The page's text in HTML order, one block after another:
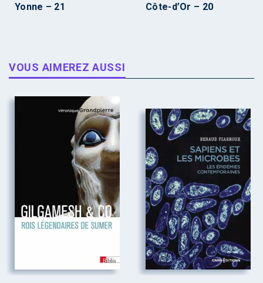
Yonne – 21 Côte-d’Or – 20
VOUS AIMEREZ AUSSI